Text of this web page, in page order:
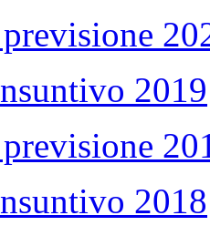
2019
2018